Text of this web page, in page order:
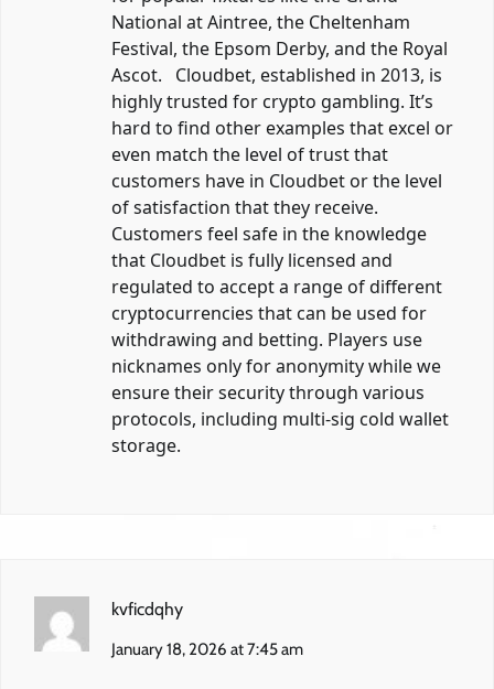
National at Aintree, the Cheltenham
Festival, the Epsom Derby, and the Royal
Ascot. Cloudbet, established in 2013, is
highly trusted for crypto gambling. It’s
hard to find other examples that excel or
even match the level of trust that
customers have in Cloudbet or the level
of satisfaction that they receive.
Customers feel safe in the knowledge
that Cloudbet is fully licensed and
regulated to accept a range of different
cryptocurrencies that can be used for
withdrawing and betting. Players use
nicknames only for anonymity while we
ensure their security through various
protocols, including multi-sig cold wallet
storage.
kvficdqhy
January 18, 2026 at 7:45 am